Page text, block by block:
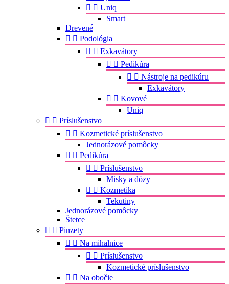
  Uniq
Smart
Drevené
  Podológia
  Exkavátory
  Pedikúra
  Nástroje na pedikúru
Exkavátory
  Kovové
Uniq
  Príslušenstvo
  Kozmetické príslušenstvo
Jednorázové pomôcky
  Pedikúra
  Príslušenstvo
Misky a dózy
  Kozmetika
Tekutiny
Jednorázové pomôcky
Štetce
  Pinzety
  Na mihalnice
  Príslušenstvo
Kozmetické príslušenstvo
  Na obočie